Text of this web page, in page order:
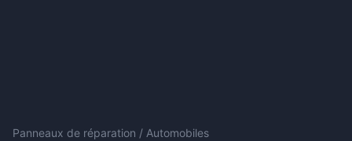
Panneaux de réparation / Automobiles